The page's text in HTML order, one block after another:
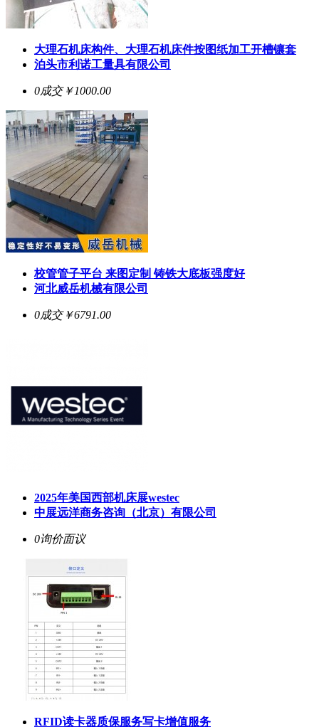
大理石机床构件、大理石机床件按图纸加工开槽镶套
泊头市利诺工量具有限公司
0成交￥1000.00
校管管子平台 来图定制 铸铁大底板强度好
河北威岳机械有限公司
0成交￥6791.00
2025年美国西部机床展westec
中展远洋商务咨询（北京）有限公司
0询价面议
RFID读卡器质保服务写卡增值服务